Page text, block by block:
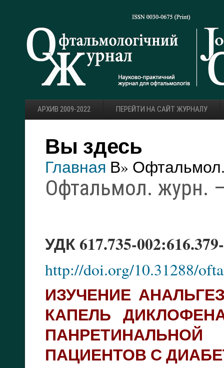
АРХИВ 2009-2022 ПЕРЕЙТИ НА САЙТ ЖУРНАЛУ
Вы здесь
Главная В»
Офтальмол. журн.
УДК 617.735-
http://doi.org/10.31288/
ИЗУЧЕНИЕ
КАПЕЛЬ
ПАЦИЕНТОВ С